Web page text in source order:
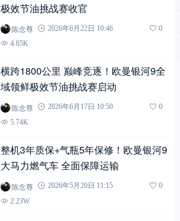
极效节油挑战赛收官
陈念尊 2026年6月22日 10:46
0
4.85K
横跨1800公里 巅峰竞逐！欧曼银河9全
域领鲜极效节油挑战赛启动
陈念尊 2026年6月17日 10:50
0
5.74K
整机3年质保+气瓶5年保修！欧曼银河9
大马力燃气车 全面保障运输
陈念尊 2026年5月20日 11:15
0
2.23W